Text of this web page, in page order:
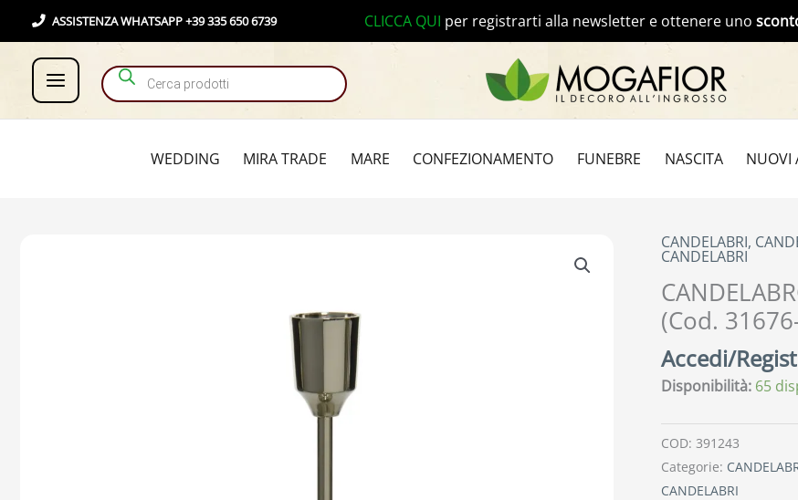
contenuto
ASSISTENZA WHATSAPP +39 335 650 6739 CLICCA QUI per registrarti alla newsletter e ottenere uno
Products search
WEDDING MIRA TRADE MARE CONFEZIONAMENTO FUNEBRE NASCITA NUOVI
CANDELABRI,
CANDELABRI
(Cod.
Accedi/
Disponibilità: 65
COD: 391243
Categorie:
CANDELABRI